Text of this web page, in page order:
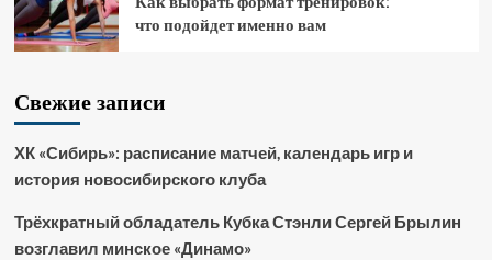
что подойдет именно вам
Свежие записи
ХК «Сибирь»: расписание матчей, календарь игр и
история новосибирского клуба
Трёхкратный обладатель Кубка Стэнли Сергей Брылин
возглавил минское «Динамо»